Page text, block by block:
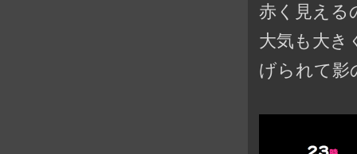
赤く見える
大気も大き
げられて影